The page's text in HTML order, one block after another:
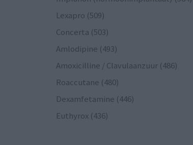
Lexapro (509)
Concerta (503)
Amlodipine (493)
Amoxicilline / Clavulaanzuur (486)
Roaccutane (480)
Dexamfetamine (446)
Euthyrox (436)